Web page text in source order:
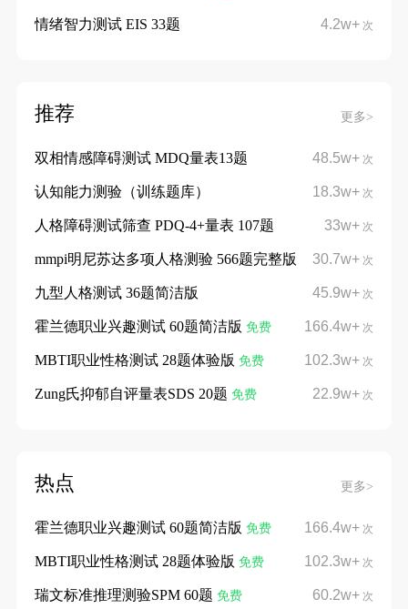
4.2w+ 次
情绪智力测试 EIS 33题
推荐 更多>
48.5w+ 次
双相情感障碍测试 MDQ量表13题
18.3w+ 次
认知能力测验（训练题库）
33w+ 次
人格障碍测试筛查 PDQ-4+量表 107题
30.7w+ 次
mmpi明尼苏达多项人格测验 566题完整版
45.9w+ 次
九型人格测试 36题简洁版
166.4w+ 次
霍兰德职业兴趣测试 60题简洁版 免费
102.3w+ 次
MBTI职业性格测试 28题体验版 免费
22.9w+ 次
Zung氏抑郁自评量表SDS 20题 免费
热点 更多>
166.4w+ 次
霍兰德职业兴趣测试 60题简洁版 免费
102.3w+ 次
MBTI职业性格测试 28题体验版 免费
60.2w+ 次
瑞文标准推理测验SPM 60题 免费